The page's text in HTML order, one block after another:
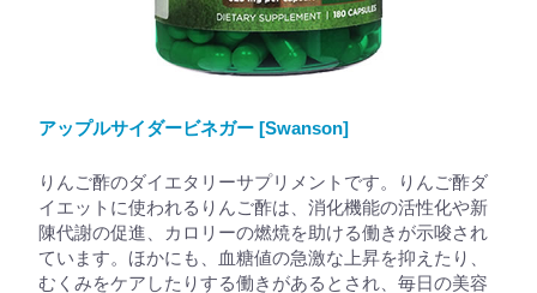
アップルサイダービネガー [Swanson]
りんご酢のダイエタリーサプリメントです。りんご酢ダ
イエットに使われるりんご酢は、消化機能の活性化や新
陳代謝の促進、カロリーの燃焼を助ける働きが示唆され
ています。ほかにも、血糖値の急激な上昇を抑えたり、
むくみをケアしたりする働きがあるとされ、毎日の美容